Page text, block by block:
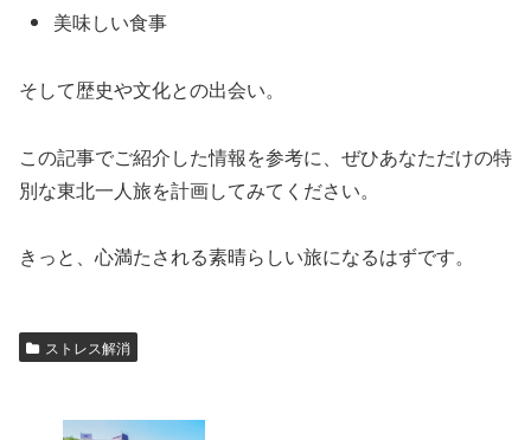
美味しい食事
そして歴史や文化との出会い。
この記事でご紹介した情報を参考に、ぜひあなただけの特
別な東北一人旅を計画してみてください。
きっと、心満たされる素晴らしい旅になるはずです。
ストレス解消